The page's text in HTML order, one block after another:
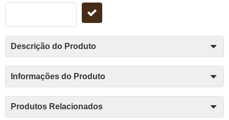
Descrição do Produto
Informações do Produto
Produtos Relacionados